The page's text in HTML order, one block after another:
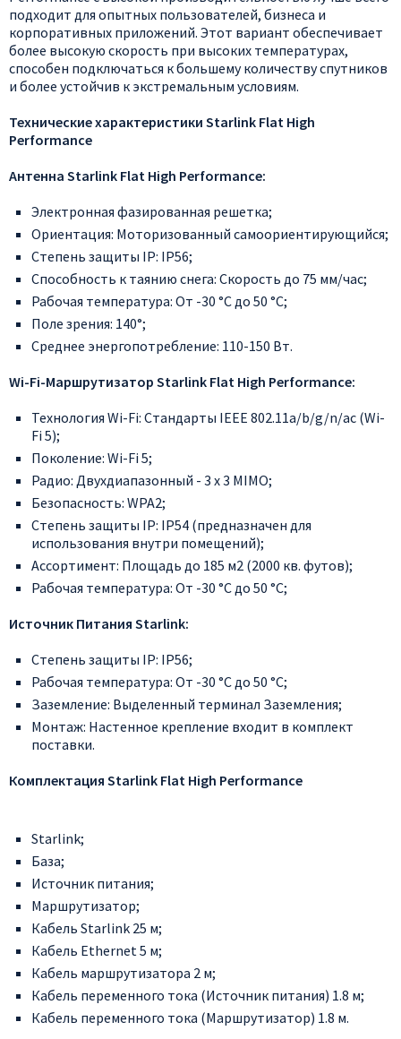
подходит для опытных пользователей, бизнеса и
корпоративных приложений. Этот вариант обеспечивает
более высокую скорость при высоких температурах,
способен подключаться к большему количеству спутников
и более устойчив к экстремальным условиям.
Технические характеристики Starlink Flat High
Performance
Антенна Starlink Flat High Performance:
Электронная фазированная решетка;
Ориентация: Моторизованный cамоориентирующийся;
Степень защиты IP: IP56;
Способность к таянию снега: Скорость до 75 мм/час;
Рабочая температура: От -30 °C до 50 °C;
Поле зрения: 140°;
Среднее энергопотребление: 110-150 Вт.
Wi-Fi-Маршрутизатор Starlink Flat High Performance:
Технология Wi-Fi: Стандарты IEEE 802.11a/b/g/n/ac (Wi-
Fi 5);
Поколение: Wi-Fi 5;
Радио: Двухдиапазонный - 3 x 3 MIMO;
Безопасность: WPA2;
Степень защиты IP: IP54 (предназначен для
использования внутри помещений);
Ассортимент: Площадь до 185 м2 (2000 кв. футов);
Рабочая температура: От -30 °C до 50 °C;
Источник Питания Starlink:
Степень защиты IP: IP56;
Рабочая температура: От -30 °C до 50 °C;
Заземление: Выделенный терминал Заземления;
Монтаж: Настенное крепление входит в комплект
поставки.
Комплектация Starlink Flat High Performance
Starlink;
База;
Источник питания;
Маршрутизатор;
Кабель Starlink 25 м;
Кабель Ethernet 5 м;
Кабель маршрутизатора 2 м;
Кабель переменного тока (Источник питания) 1.8 м;
Кабель переменного тока (Маршрутизатор) 1.8 м.